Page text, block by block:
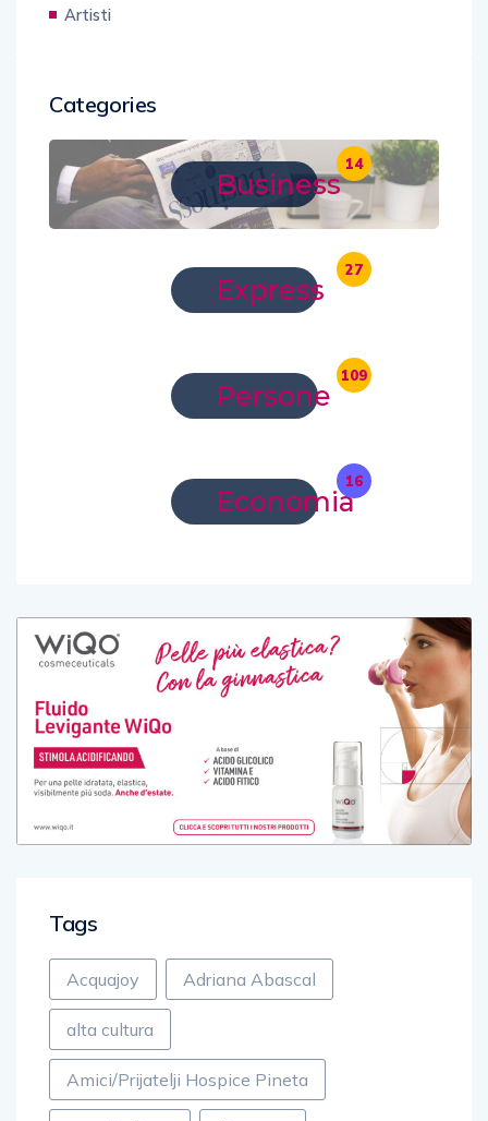
Artisti
Categories
Business
14
Express
27
Persone
109
Economia
16
Tags
Acquajoy Adriana Abascal
alta cultura
Amici/Prijatelji Hospice Pineta